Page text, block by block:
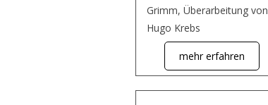
Grimm, Überarbeitung von
Hugo Krebs
mehr erfahren